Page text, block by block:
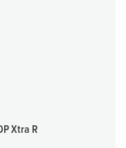
Xtra R